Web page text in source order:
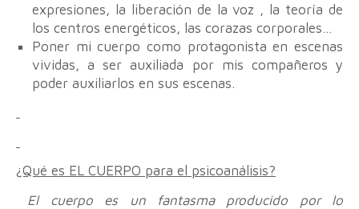
expresiones, la liberación de la voz , la teoría de
los centros energéticos, las corazas corporales…
Poner mi cuerpo como protagonista en escenas
vividas, a ser auxiliada por mis compañeros y
poder auxiliarlos en sus escenas.
¿Qué es EL CUERPO para el psicoanálisis?
El cuerpo es un fantasma producido por lo